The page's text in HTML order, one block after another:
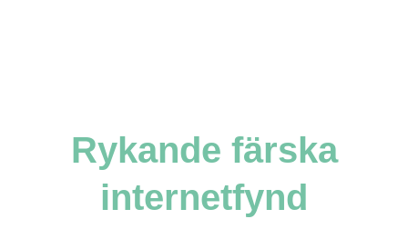
Rykande färska
internetfynd